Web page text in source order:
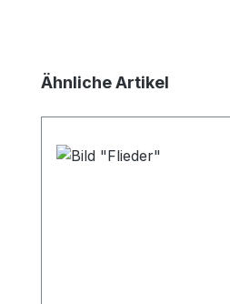
Produktgalerie überspringen
Ähnliche Artikel